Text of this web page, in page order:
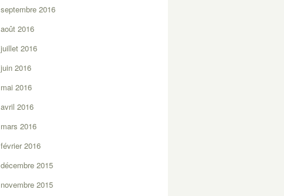
septembre 2016
août 2016
juillet 2016
juin 2016
mai 2016
avril 2016
mars 2016
février 2016
décembre 2015
novembre 2015